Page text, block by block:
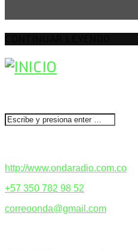
http://www.ondaradio.com.co
+57 350 782 98 52
correoonda@gmail.com